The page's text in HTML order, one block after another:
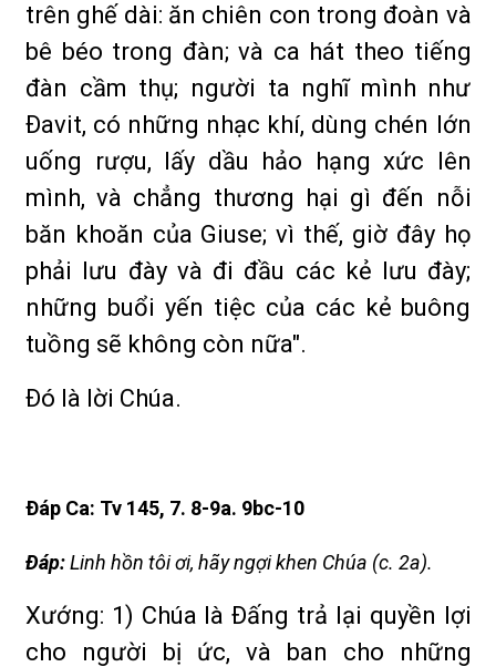
trên ghế dài: ăn chiên con trong đoàn và
bê béo trong đàn; và ca hát theo tiếng
đàn cầm thụ; người ta nghĩ mình như
Ðavit, có những nhạc khí, dùng chén lớn
uống rượu, lấy dầu hảo hạng xức lên
mình, và chẳng thương hại gì đến nỗi
băn khoăn của Giuse; vì thế, giờ đây họ
phải lưu đày và đi đầu các kẻ lưu đày;
những buổi yến tiệc của các kẻ buông
tuồng sẽ không còn nữa".
Ðó là lời Chúa.
Ðáp Ca: Tv 145, 7. 8-9a. 9bc-10
Ðáp:Linh hồn tôi ơi, hãy ngợi khen Chúa (c. 2a).
Xướng: 1) Chúa là Ðấng trả lại quyền lợi
cho người bị ức, và ban cho những